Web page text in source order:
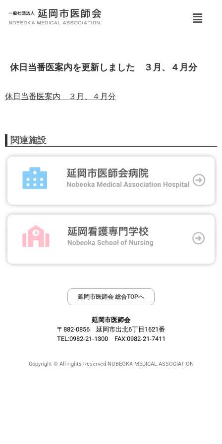
休日当番医案内を更新しました ３月、４月分
休日当番医案内 ３月、４月分
関連施設
延岡市医師会 総合TOPへ
延岡市医師会
〒882-0856 延岡市出北6丁目1621番
TEL:0982-21-1300 FAX:0982-21-7411
Copyright © All rights Reserved NOBEOKA MEDICAL ASSOCIATION